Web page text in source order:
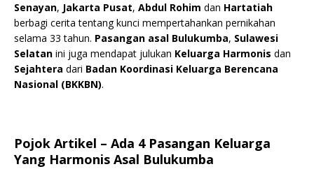
Senayan, Jakarta Pusat, Abdul Rohim dan Hartatiah
berbagi cerita tentang kunci mempertahankan pernikahan
selama 33 tahun. Pasangan asal Bulukumba, Sulawesi
Selatan ini juga mendapat julukan Keluarga Harmonis dan
Sejahtera dari Badan Koordinasi Keluarga Berencana
Nasional (BKKBN).
Pojok Artikel – Ada 4 Pasangan Keluarga
Yang Harmonis Asal Bulukumba